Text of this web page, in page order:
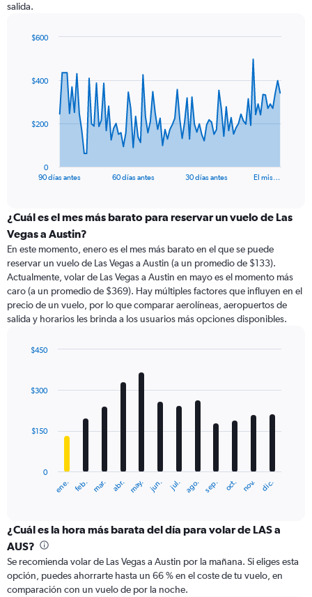
salida.
data
The
categories.
Range:
91
categories.
The
chart
has
1
Y
displaying
90 días antes 60 días antes 30 días antes El mis…
0
$200
$400
$600
¿Cuál es el mes más barato para reservar un vuelo de Las
Vegas a Austin?
En este momento, enero es el mes más barato en el que se puede
reservar un vuelo de Las Vegas a Austin (a un promedio de $133).
Actualmente, volar de Las Vegas a Austin en mayo es el momento más
caro (a un promedio de $369). Hay múltiples factores que influyen en el
precio de un vuelo, por lo que comparar aerolíneas, aeropuertos de
salida y horarios les brinda a los usuarios más opciones disponibles.
with
12
The
categories.
Range:
categories.
The
ene. feb. mar. abr. may. jun. jul. ago. sep. oct. nov. dic.
0
$150
$300
$450
¿Cuál es la hora más barata del día para volar de LAS a
AUS?
Se recomienda volar de Las Vegas a Austin por la mañana. Si eliges esta
opción, puedes ahorrarte hasta un 66 % en el coste de tu vuelo, en
comparación con un vuelo de por la noche.